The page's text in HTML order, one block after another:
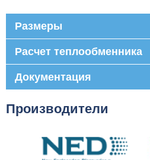
Размеры
Расчет теплообменника
Документация
Производители